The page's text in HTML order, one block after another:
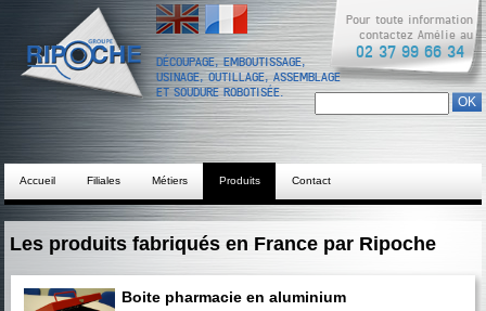
Pour toute information
contactez Amélie au
02 37 99 66 34
DÉCOUPAGE, EMBOUTISSAGE,
USINAGE, OUTILLAGE, ASSEMBLAGE
ET SOUDURE ROBOTISÉE.
Formulaire de
recherche
Chercher dans ce site
English Français
Accueil Filiales Métiers Produits Contact
Les produits fabriqués en France par Ripoche
Boite pharmacie en aluminium